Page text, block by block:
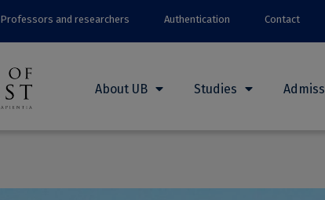
Professors and researchers Authentication Contact
About UB Studies